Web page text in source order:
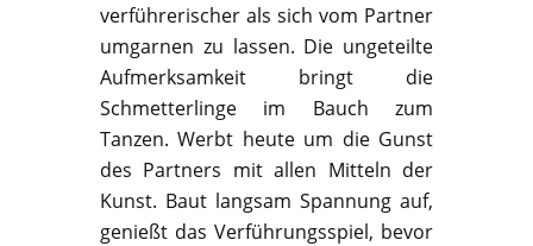
verführerischer als sich vom Partner
umgarnen zu lassen. Die ungeteilte
Aufmerksamkeit bringt die
Schmetterlinge im Bauch zum
Tanzen. Werbt heute um die Gunst
des Partners mit allen Mitteln der
Kunst. Baut langsam Spannung auf,
genießt das Verführungsspiel, bevor